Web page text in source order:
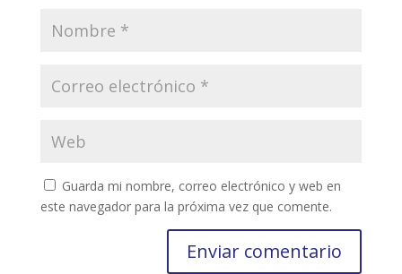
Guarda mi nombre, correo electrónico y web en
este navegador para la próxima vez que comente.